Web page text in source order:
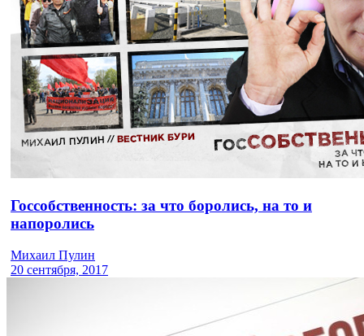
Госсобственность: за что боролись, на то и
напоролись
Михаил Пулин
20 сентября, 2017